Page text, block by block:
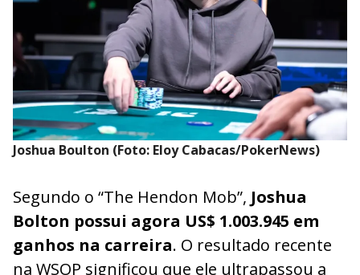
Joshua Boulton (Foto: Eloy Cabacas/PokerNews)
Segundo o “The Hendon Mob”, Joshua
Bolton possui agora US$ 1.003.945 em
ganhos na carreira. O resultado recente
na WSOP significou que ele ultrapassou a